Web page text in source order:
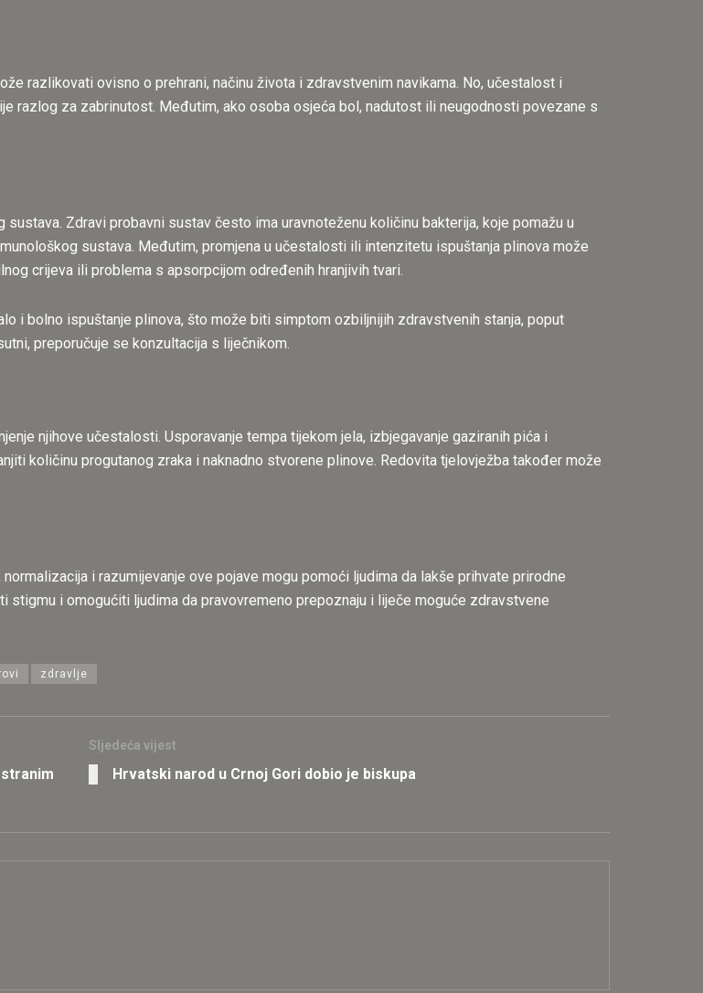
razlikovati ovisno o prehrani, načinu života i zdravstvenim navikama. No, učestalost i
razlog za zabrinutost. Međutim, ako osoba osjeća bol, nadutost ili neugodnosti povezane s
Zdravi probavni sustav često ima uravnoteženu količinu bakterija, koje pomažu u
sustava. Međutim, promjena u učestalosti ili intenzitetu ispuštanja plinova može
crijeva ili problema s apsorpcijom određenih hranjivih tvari.
i bolno ispuštanje plinova, što može biti simptom ozbiljnijih zdravstvenih stanja, poput
preporučuje se konzultacija s liječnikom.
njihove učestalosti. Usporavanje tempa tijekom jela, izbjegavanje gaziranih pića i
količinu progutanog zraka i naknadno stvorene plinove. Redovita tjelovježba također može
i razumijevanje ove pojave mogu pomoći ljudima da lakše prihvate prirodne
i omogućiti ljudima da pravovremeno prepoznaju i liječe moguće zdravstvene
zdravlje
Sljedeća vijest
Hrvatski narod u Crnoj Gori dobio je biskupa